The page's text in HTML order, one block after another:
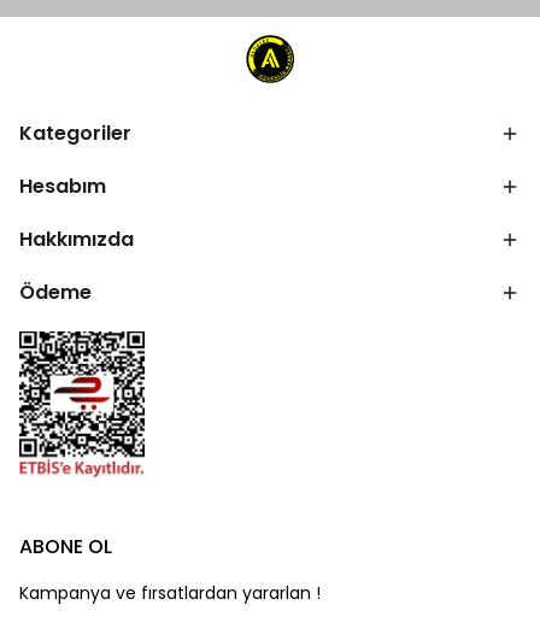
Kategoriler
Hesabım
Hakkımızda
Ödeme
ABONE OL
Kampanya ve fırsatlardan yararlan !